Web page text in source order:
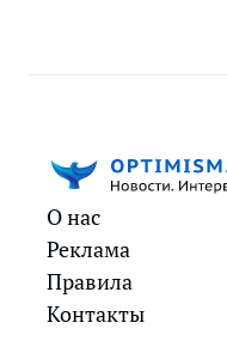
О нас
Реклама
Правила
Контакты